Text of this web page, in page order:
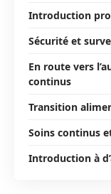
Introduction
Sécurité et
En route vers
continus
Transition
Soins continus
Introduction à